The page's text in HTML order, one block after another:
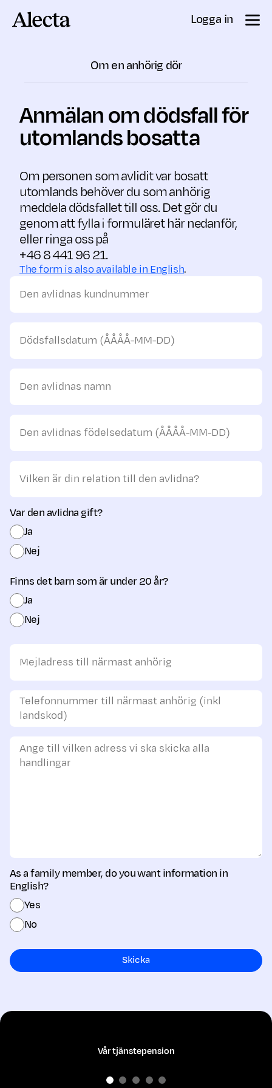
Logga in
Om en anhörig dör
Anmälan om dödsfall för
utomlands bosatta
Om personen som avlidit var bosatt
utomlands behöver du som anhörig
meddela dödsfallet till oss. Det gör du
genom att fylla i formuläret här nedanför,
eller ringa oss på
+46 8 441 96 21.
The form is also available in English.
Den avlidnas kundnummer
Dödsfallsdatum (ÅÅÅÅ-MM-DD)
Den avlidnas namn
Den avlidnas födelsedatum (ÅÅÅÅ-MM-DD)
Vilken är din relation till den avlidna?
Var den avlidna gift?
Ja
Nej
Finns det barn som är under 20 år?
Ja
Nej
Mejladress till närmast anhörig
Telefonnummer till närmast anhörig (inkl
landskod)
Ange till vilken adress vi ska skicka alla
handlingar
As a family member, do you want information in
English?
Yes
No
Skicka
Vår tjänstepension